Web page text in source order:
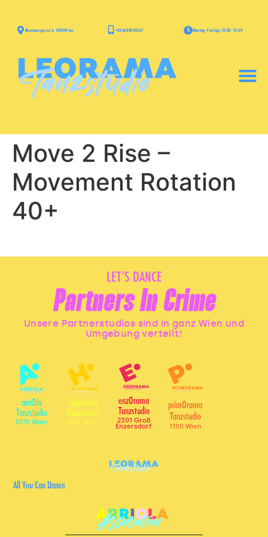
Blumauergasse 6, 1020 Wien +43 668 826936-7 Montag - Freitag: 15:00 - 21:30
Move 2 Rise –
Movement Rotation
40+
LET’S DANCE
Partners In Crime
Unsere Partnerstudios sind in ganz Wien und
Umgebung verteilt!
arriOla
Tanzstudio
1070 Wien
hipOrama
Tanzstudio
1130 Wien
enzOrama
Tanzstudio
2301 Groß
Enzersdorf
primOrama
Tanzstudio
1100 Wien
All You Can Dance